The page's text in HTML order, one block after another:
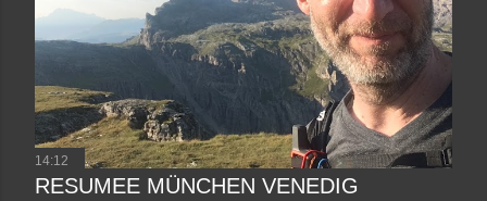
14:12
RESUMEE MÜNCHEN VENEDIG